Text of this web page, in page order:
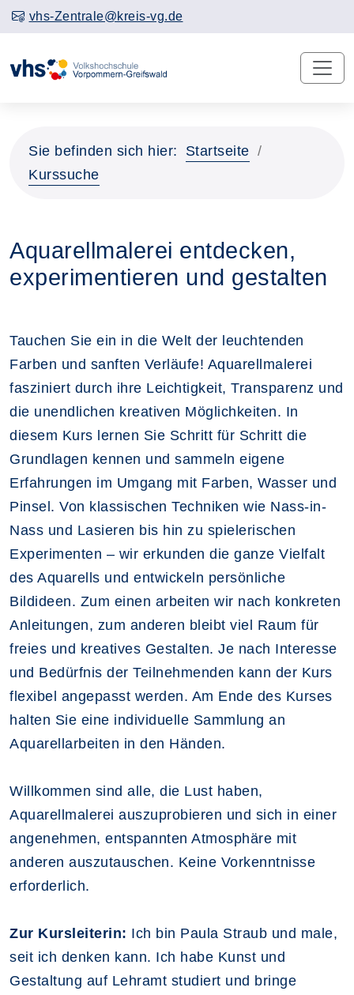
vhs-Zentrale@kreis-vg.de
Sie befinden sich hier:
Startseite
Kurssuche
Aquarellmalerei entdecken,
experimentieren und gestalten
Tauchen Sie ein in die Welt der leuchtenden
Farben und sanften Verläufe! Aquarellmalerei
fasziniert durch ihre Leichtigkeit, Transparenz und
die unendlichen kreativen Möglichkeiten. In
diesem Kurs lernen Sie Schritt für Schritt die
Grundlagen kennen und sammeln eigene
Erfahrungen im Umgang mit Farben, Wasser und
Pinsel. Von klassischen Techniken wie Nass-in-
Nass und Lasieren bis hin zu spielerischen
Experimenten – wir erkunden die ganze Vielfalt
des Aquarells und entwickeln persönliche
Bildideen. Zum einen arbeiten wir nach konkreten
Anleitungen, zum anderen bleibt viel Raum für
freies und kreatives Gestalten. Je nach Interesse
und Bedürfnis der Teilnehmenden kann der Kurs
flexibel angepasst werden. Am Ende des Kurses
halten Sie eine individuelle Sammlung an
Aquarellarbeiten in den Händen.
Willkommen sind alle, die Lust haben,
Aquarellmalerei auszuprobieren und sich in einer
angenehmen, entspannten Atmosphäre mit
anderen auszutauschen. Keine Vorkenntnisse
erforderlich.
Zur Kursleiterin: Ich bin Paula Straub und male,
seit ich denken kann. Ich habe Kunst und
Gestaltung auf Lehramt studiert und bringe